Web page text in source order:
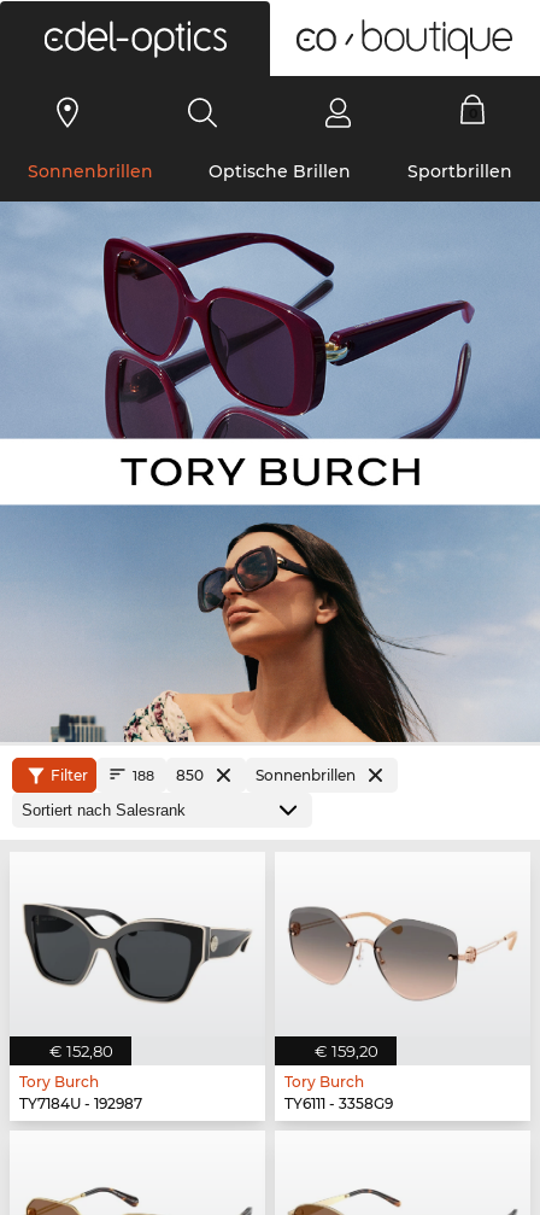
Sonnenbrillen Optische Brillen Sportbrillen
Filter 188 850 Sonnenbrillen
€ 152,80
Tory Burch
TY7184U - 192987
€ 159,20
Tory Burch
TY6111 - 3358G9